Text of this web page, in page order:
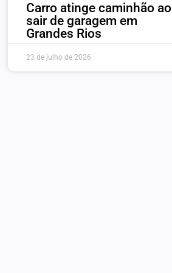
Carro atinge caminhão ao
sair de garagem em
Grandes Rios
23 de julho de 2026